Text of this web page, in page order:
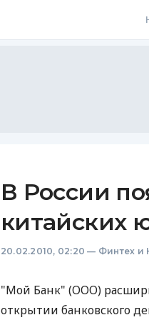
В России
китайских
20.02.2010, 02:20 — Финтех и
"Мой Банк" (ООО)
открытии банковского